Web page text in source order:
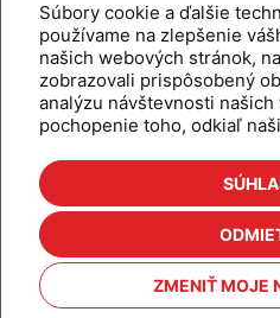
Súbory cookie a ďalšie
používame na zlepšenie
našich webových stránok,
zobrazovali prispôsobený
analýzu návštevnosti
pochopenie toho, odkiaľ
ZMENIŤ MOJE
Domov
Aktuality
Kalkulačky
Na stiahnutie